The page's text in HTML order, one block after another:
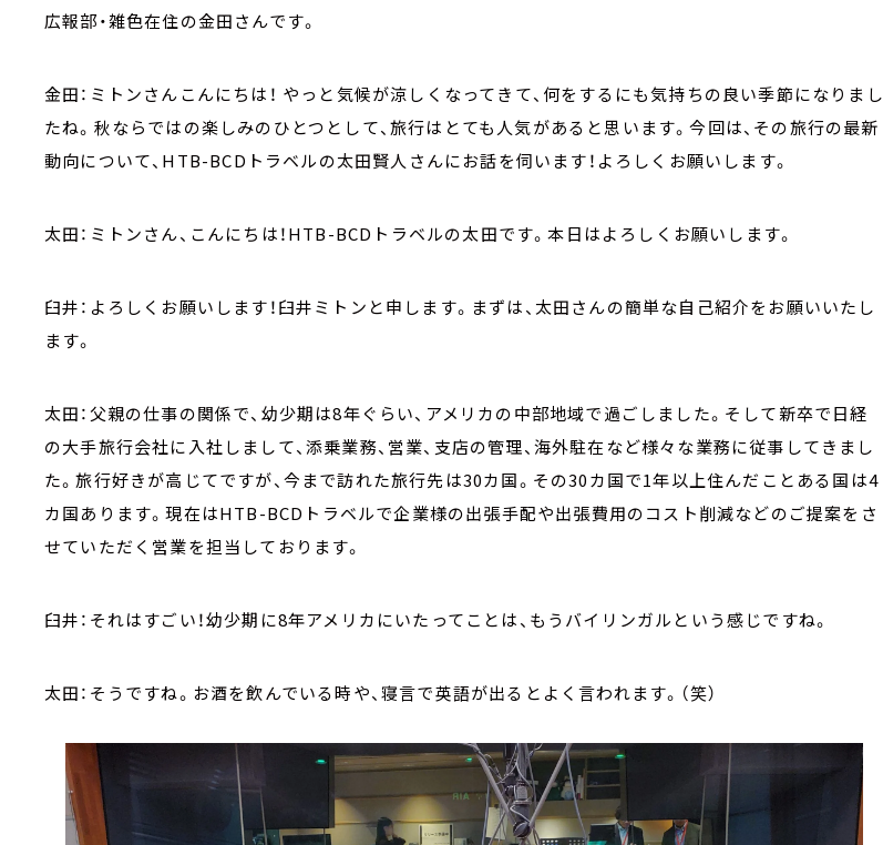
広報部・雑色在住の金田さんです。
金田：ミトンさんこんにちは！ やっと気候が涼しくなってきて、何をするにも気持ちの良い季節になりまし
たね。秋ならではの楽しみのひとつとして、旅行はとても人気があると思います。今回は、その旅行の最新
動向について、HTB-BCDトラベルの太田賢人さんにお話を伺います！よろしくお願いします。
太田：ミトンさん、こんにちは！HTB-BCDトラベルの太田です。本日はよろしくお願いします。
臼井：よろしくお願いします！臼井ミトンと申します。まずは、太田さんの簡単な自己紹介をお願いいたし
ます。
太田：父親の仕事の関係で、幼少期は8年ぐらい、アメリカの中部地域で過ごしました。そして新卒で日経
の大手旅行会社に入社しまして、添乗業務、営業、支店の管理、海外駐在など様々な業務に従事してきまし
た。旅行好きが高じてですが、今まで訪れた旅行先は30カ国。その30カ国で1年以上住んだことある国は4
カ国あります。現在はHTB-BCDトラベルで企業様の出張手配や出張費用のコスト削減などのご提案をさ
せていただく営業を担当しております。
臼井：それはすごい！幼少期に8年アメリカにいたってことは、もうバイリンガルという感じですね。
太田：そうですね。お酒を飲んでいる時や、寝言で英語が出るとよく言われます。（笑）